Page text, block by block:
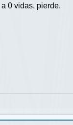
0 vidas, pierde.